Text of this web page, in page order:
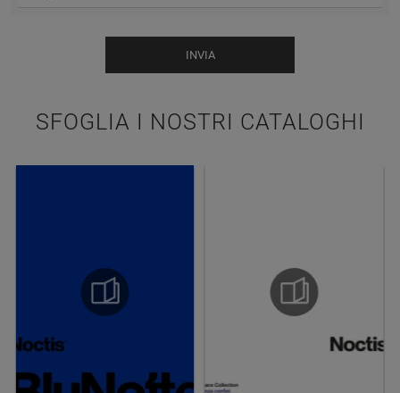
SFOGLIA I NOSTRI CATALOGHI
INVIA